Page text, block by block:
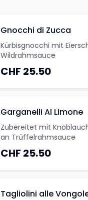
Gnocchi di Zucca
Kürbisgnocchi mit
Wildrahmsauce
CHF 25.50
Garganelli Al Limone
Zubereitet mit
an Trüffelrahmsauce
CHF 25.50
Tagliolini alle